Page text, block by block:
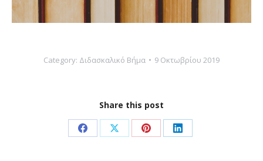
Category: Διδασκαλικό Βήμα 9 Οκτωβρίου 2019
Share this post
Share Share Share Share